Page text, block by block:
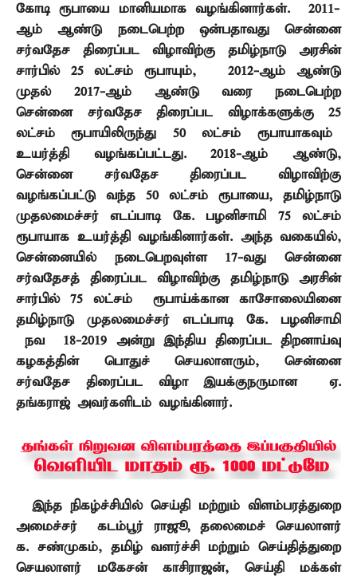
கோடி ரூபாயை மானியமாக வழங்கினார்கள். 2011-
ஆம் ஆண்டு நடைபெற்ற ஒன்பதாவது சென்னை
சர்வதேச திரைப்பட விழாவிற்கு தமிழ்நாடு அரசின்
சார்பில் 25லட்சம் ரூபாயும், 2012-ஆம் ஆண்டு
முதல் 2017-ஆம் ஆண்டு வரை நடைபெற்ற
சென்னை சர்வதேச திரைப்பட விழாக்களுக்கு 25
லட்சம் ரூபாயிலிருந்து 50லட்சம் ரூபாயாகவும்
உயர்த்தி வழங்கப்பட்டது.2018-ஆம் ஆண்டு,
சென்னை சர்வதேச திரைப்பட விழாவிற்கு
வழங்கப்பட்டு வந்த 50லட்சம் ரூபாயை, தமிழ்நாடு
முதலமைச்சர் எடப்பாடி கே. பழனிசாமி 75லட்சம்
ரூபாயாக உயர்த்தி வழங்கினார்கள். அந்த வகையில்,
சென்னையில் நடைபெறவுள்ள 17-வது சென்னை
சர்வதேசத் திரைப்பட விழாவிற்கு தமிழ்நாடு அரசின்
சார்பில் 75 லட்சம் ரூபாய்க்கான காசோலையினை
தமிழ்நாடு முதலமைச்சர் எடப்பாடி கே. பழனிசாமி
நவ – 18-2019 அன்று இந்திய திரைப்பட திறனாய்வு
கழகத்தின் பொதுச் செயலாளரும்,சென்னை
சர்வதேச திரைப்பட விழா இயக்குநருமான ஏ.
தங்கராஜ் அவர்களிடம் வழங்கினார்.
இந்த நிகழ்ச்சியில் செய்தி மற்றும் விளம்பரத்துறை
அமைச்சர் கடம்பூர் ராஜூ,தலைமைச் செயலாளர்
க. சண்முகம், தமிழ் வளர்ச்சி மற்றும் செய்தித்துறை
செயலாளர் மகேசன் காசிராஜன், செய்தி மக்கள்